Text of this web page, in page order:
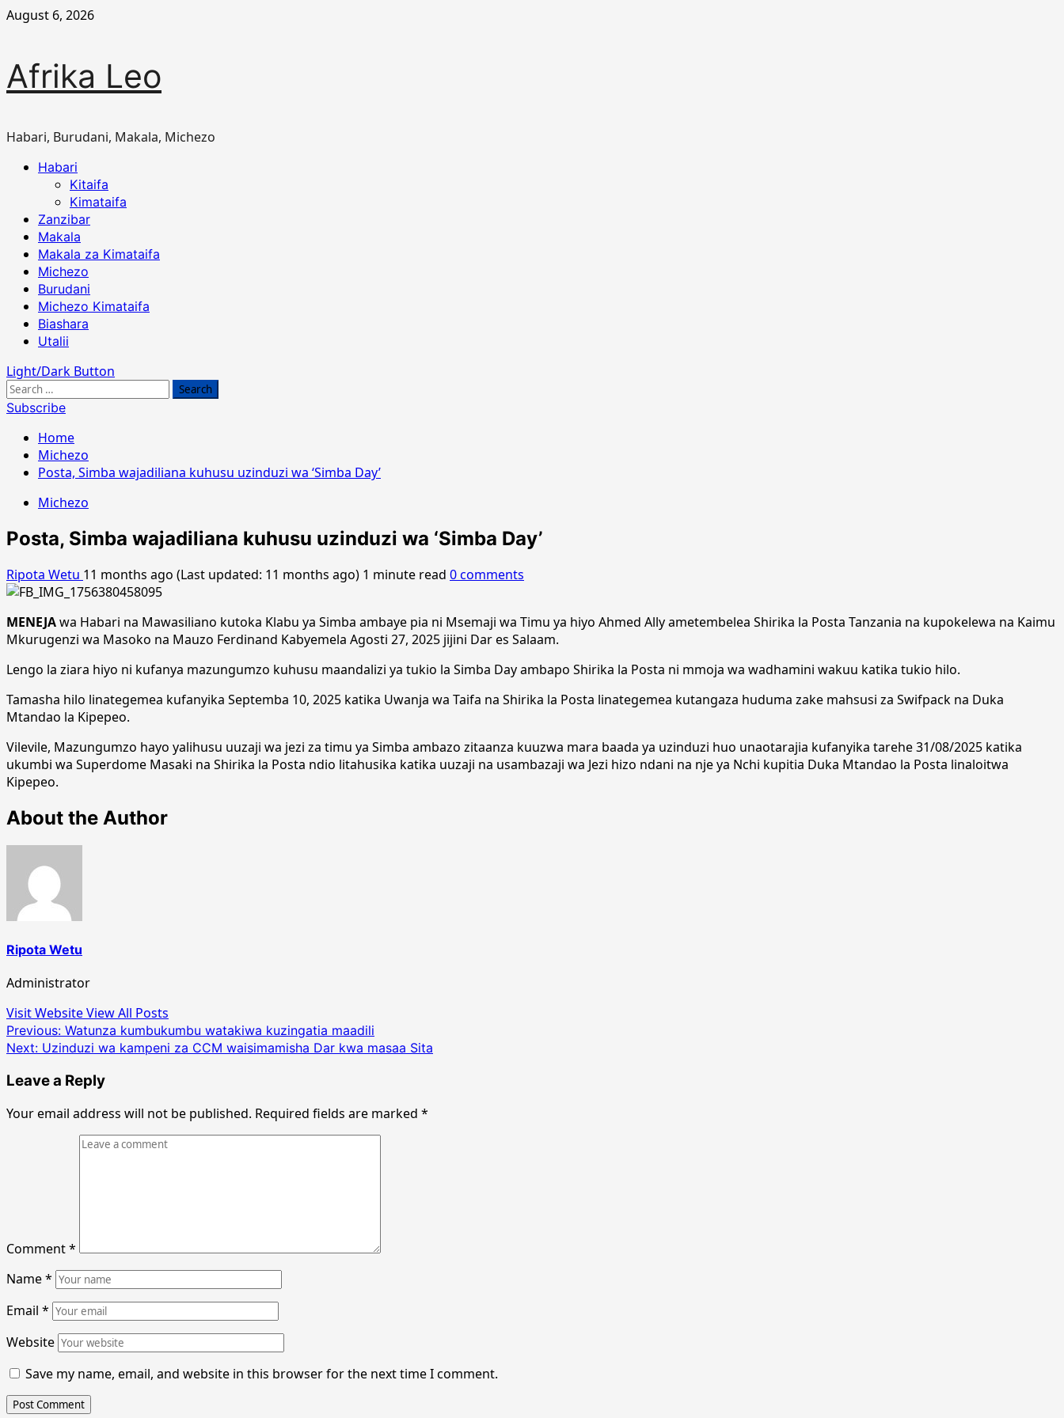
Skip
August 6, 2026
Afrika Leo
Habari, Burudani, Makala, Michezo
PrimaryHabari
Kitaifa
Kimataifa
Zanzibar
Makala
Makala za Kimataifa
Michezo
Burudani
Michezo Kimataifa
Biashara
Utalii
Light/Dark Button
Search
for:
Subscribe
Home
Michezo
Posta, Simba wajadiliana kuhusu uzinduzi wa ‘Simba Day’
Michezo
Posta, Simba wajadiliana kuhusu uzinduzi wa ‘Simba Day’
Ripota Wetu 11 months ago (Last updated: 11 months ago) 1 minute read 0 comments
MENEJAwa Habari na Mawasiliano kutoka Klabu ya Simba ambaye pia ni Msemaji wa Timu ya hiyo Ahmed Ally ametembelea Shirika la Posta Tanzania na kupokelewa na Kaimu
Mkurugenzi wa Masoko na Mauzo Ferdinand Kabyemela Agosti 27, 2025 jijini Dar es Salaam.
Lengo la ziara hiyo ni kufanya mazungumzo kuhusu maandalizi ya tukio la Simba Day ambapo Shirika la Posta ni mmoja wa wadhamini wakuu katika tukio hilo.
Tamasha hilo linategemea kufanyika Septemba 10, 2025 katika Uwanja wa Taifa na Shirika la Posta linategemea kutangaza huduma zake mahsusi za Swifpack na Duka
Mtandao la Kipepeo.
Vilevile, Mazungumzo hayo yalihusu uuzaji wa jezi za timu ya Simba ambazo zitaanza kuuzwa mara baada ya uzinduzi huo unaotarajia kufanyika tarehe 31/08/2025 katika
ukumbi wa Superdome Masaki na Shirika la Posta ndio litahusika katika uuzaji na usambazaji wa Jezi hizo ndani na nje ya Nchi kupitia Duka Mtandao la Posta linaloitwa
Kipepeo.
About the Author
Ripota Wetu
Administrator
Visit WebsiteView All Posts
Post
navigation
Previous: Watunza kumbukumbu watakiwa kuzingatia maadili
Next: Uzinduzi wa kampeni za CCM waisimamisha Dar kwa masaa Sita
Leave a Reply
Your email address will not be published. Required fields are marked *
Comment*
Name*
Email *
Website
Save my name, email, and website in this browser for the next time I comment.